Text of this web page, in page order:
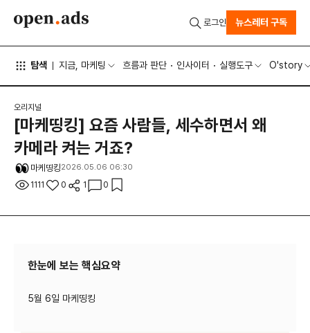
탐색 지금, 마케팅 흐름과 판단 인사이터 실행도구 O'story
로그인 뉴스레터 구독
오리지널
[마케띵킹] 요즘 사람들, 세수하면서 왜
카메라 켜는 거죠?
마케띵킹2026.05.06 06:30
1111 0 1 0
한눈에 보는 핵심요약
5월 6일 마케띵킹